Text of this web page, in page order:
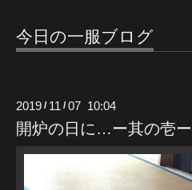
今日の一服ブログ
2019 / 11 /07 10:04
開炉の日に…ー其の壱ー